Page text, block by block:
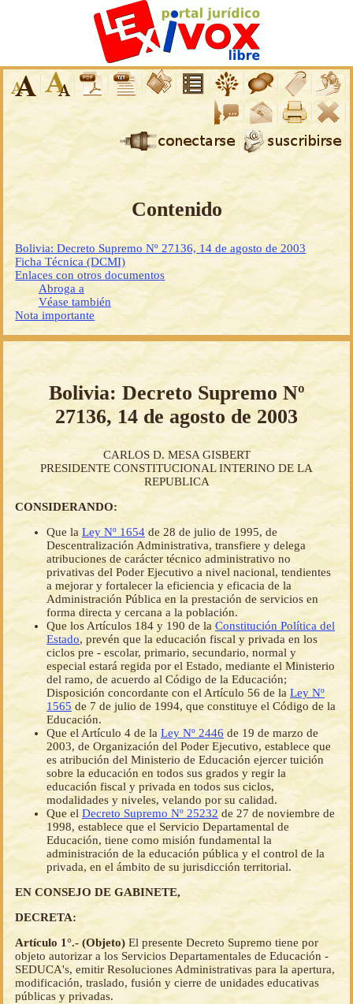
Contenido
Bolivia: Decreto Supremo Nº 27136, 14 de agosto de 2003
Ficha Técnica (DCMI)
Enlaces con otros documentos
Abroga a
Véase también
Nota importante
Bolivia: Decreto Supremo Nº
27136, 14 de agosto de 2003
CARLOS D. MESA GISBERT
PRESIDENTE CONSTITUCIONAL INTERINO DE LA
REPUBLICA
CONSIDERANDO:
Que la Ley Nº 1654 de 28 de julio de 1995, de
Descentralización Administrativa, transfiere y delega
atribuciones de carácter técnico administrativo no
privativas del Poder Ejecutivo a nivel nacional, tendientes
a mejorar y fortalecer la eficiencia y eficacia de la
Administración Pública en la prestación de servicios en
forma directa y cercana a la población.
Que los Artículos 184 y 190 de la Constitución Política del
Estado, prevén que la educación fiscal y privada en los
ciclos pre - escolar, primario, secundario, normal y
especial estará regida por el Estado, mediante el Ministerio
del ramo, de acuerdo al Código de la Educación;
Disposición concordante con el Artículo 56 de la Ley Nº
1565 de 7 de julio de 1994, que constituye el Código de la
Educación.
Que el Artículo 4 de la Ley Nº 2446 de 19 de marzo de
2003, de Organización del Poder Ejecutivo, establece que
es atribución del Ministerio de Educación ejercer tuición
sobre la educación en todos sus grados y regir la
educación fiscal y privada en todos sus ciclos,
modalidades y niveles, velando por su calidad.
Que el Decreto Supremo Nº 25232 de 27 de noviembre de
1998, establece que el Servicio Departamental de
Educación, tiene como misión fundamental la
administración de la educación pública y el control de la
privada, en el ámbito de su jurisdicción territorial.
EN CONSEJO DE GABINETE,
DECRETA:
Artículo 1°.- (Objeto) El presente Decreto Supremo tiene por
objeto autorizar a los Servicios Departamentales de Educación -
SEDUCA's, emitir Resoluciones Administrativas para la apertura,
modificación, traslado, fusión y cierre de unidades educativas
públicas y privadas.